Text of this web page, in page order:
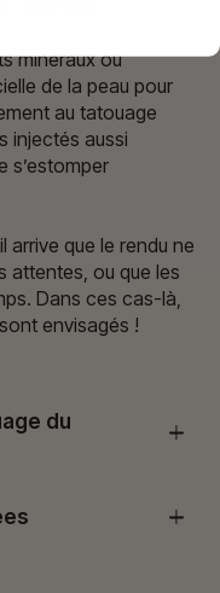
minéraux ou
de la peau pour
au tatouage
injectés aussi
s’estomper
arrive que le rendu ne
attentes, ou que les
Dans ces cas-là,
envisagés !
du